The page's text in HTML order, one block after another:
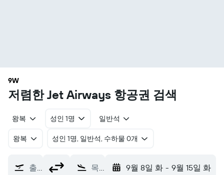
9W
​저렴한 Jet Airways 항공권 검색
왕복 성인 1명 일반석
왕복 ​성인 1명, 일반석, 수하물 0개
출발지 목적지 9월 8일 화 - 9월 15일 화